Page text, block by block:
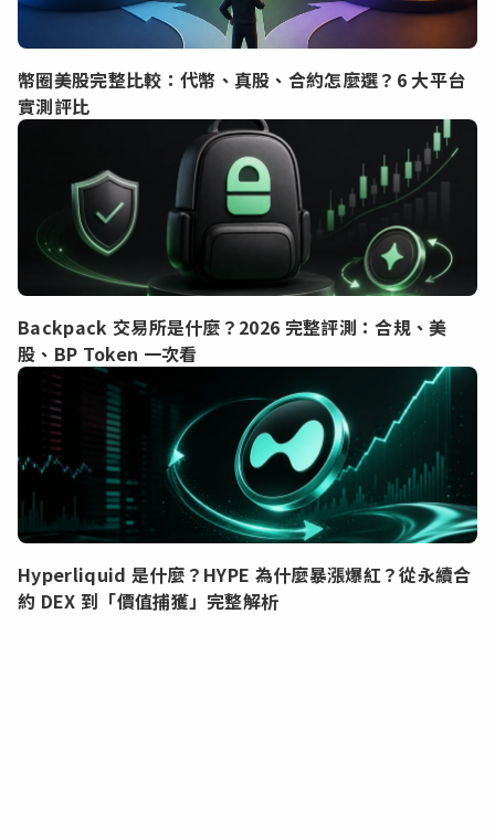
幣圈美股完整比較：代幣、真股、合約怎麼選？6 大平台
實測評比
Backpack 交易所是什麼？2026 完整評測：合規、美
股、BP Token 一次看
Hyperliquid 是什麼？HYPE 為什麼暴漲爆紅？從永續合
約 DEX 到「價值捕獲」完整解析